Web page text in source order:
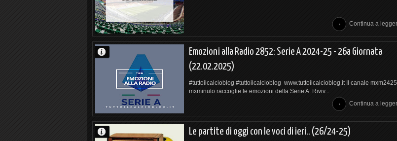
Continua a
Emozioni alla Radio 2852: Serie A 2024-25 - 26a Giornata
(22.02.2025)
#tuttoilcalcioblog #tuttoilcalcioblog www.tuttoilcalcioblog.it Il canale
mxminuto raccoglie le emozioni della Serie A. Riviv...
Continua a
Le partite di oggi con le voci di ieri.. (26/24-25)